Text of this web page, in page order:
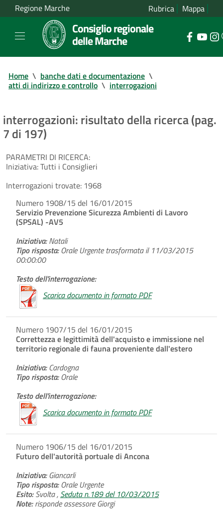
Regione Marche Rubrica Mappa
Consiglio regionale
delle Marche
Home \ banche dati e documentazione \
atti di indirizzo e controllo \ interrogazioni
interrogazioni: risultato della ricerca (pag.
7 di 197)
PARAMETRI DI RICERCA:
Iniziativa:Tutti i Consiglieri
Interrogazioni trovate: 1968
Numero 1908/15 del 16/01/2015
Servizio Prevenzione Sicurezza Ambienti di Lavoro
(SPSAL) -AV5
Iniziativa:Natali
Tipo risposta:Orale Urgente trasformata il 11/03/2015
00:00:00
Testo dell'interrogazione:
Scarica documento in formato PDF
Numero 1907/15 del 16/01/2015
Correttezza e legittimità dell'acquisto e immissione nel
territorio regionale di fauna proveniente dall'estero
Iniziativa:Cardogna
Tipo risposta:Orale
Testo dell'interrogazione:
Scarica documento in formato PDF
Numero 1906/15 del 16/01/2015
Futuro dell'autorità portuale di Ancona
Iniziativa:Giancarli
Tipo risposta:Orale Urgente
Esito:Svolta , Seduta n.189 del 10/03/2015
Note:risponde assessore Giorgi